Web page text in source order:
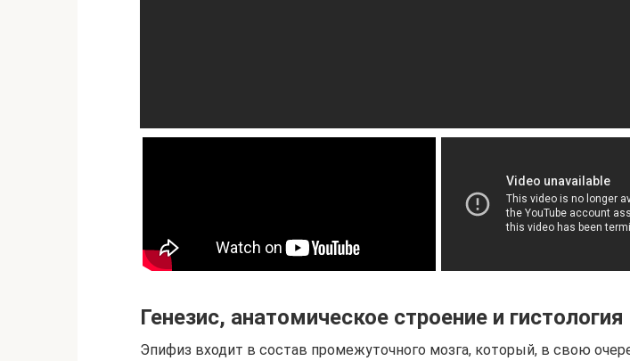
Генезис, анатомическое строение и гистология
Эпифиз входит в состав промежуточного мозга, который, в свою